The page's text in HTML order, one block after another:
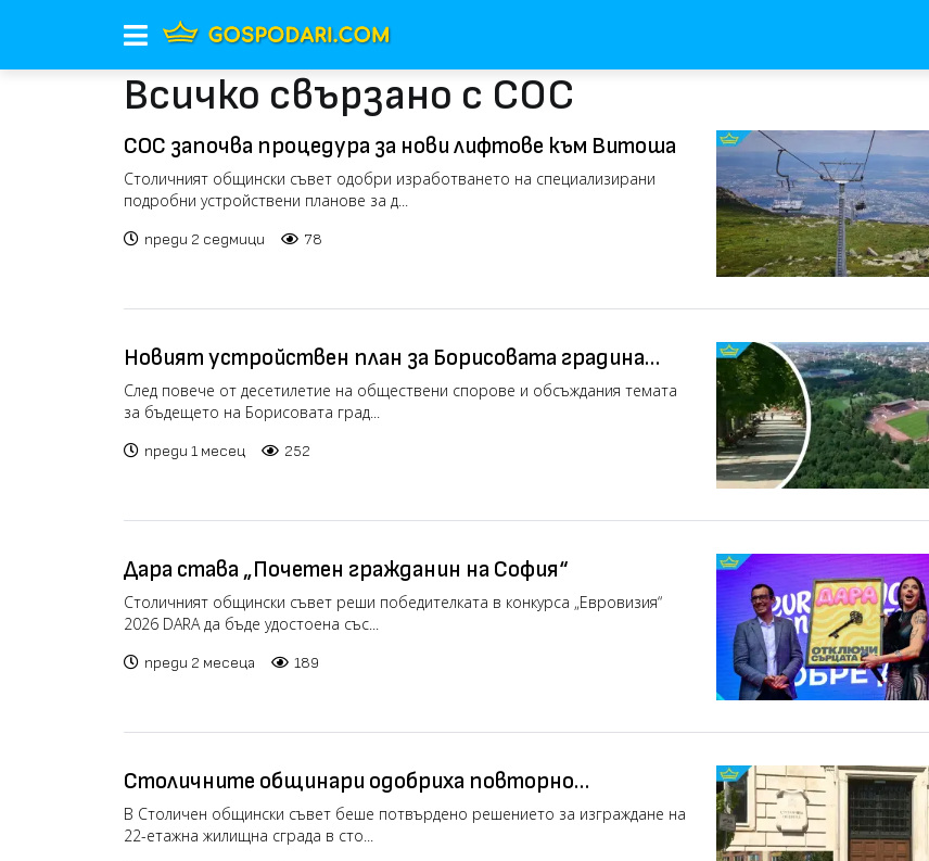
Всичко свързано с СОС
СОС започва процедура за нови лифтове към Витоша
Столичният общински съвет одобри изработването на специализирани
подробни устройствени планове за д...
преди 2 седмици 78
Новият устройствен план за Борисовата градина
продължава да предизвиква спорове в София (видео)
След повече от десетилетие на обществени спорове и обсъждания темата
за бъдещето на Борисовата град...
преди 1 месец 252
Дара става „Почетен гражданин на София“
Столичният общински съвет реши победителката в конкурса „Евровизия“
2026 DARA да бъде удостоена със...
преди 2 месеца 189
Столичните общинари одобриха повторно
изграждането на небостъргач в „Младост“ въпреки
протестите (видео)
В Столичен общински съвет беше потвърдено решението за изграждане на
22-етажна жилищна сграда в сто...